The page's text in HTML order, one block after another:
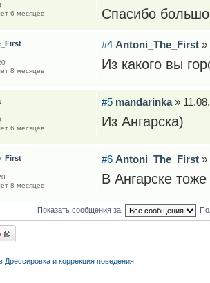
Спасибо
6 месяцев
#4 Antoni_The_First»
Из какого вы
8 месяцев
#5 mandarinka»
Из Ангарска)
6 месяцев
#6 Antoni_The_First»
В Ангарске
8 месяцев
Показать сообщения за:
Дрессировка и коррекция поведения